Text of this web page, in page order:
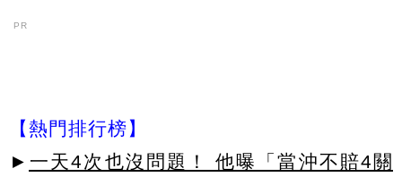
PR
【熱門排行榜】
► 一天4次也沒問題！ 他曝「當沖不賠4關